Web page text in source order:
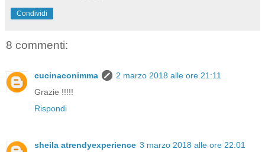
Condividi
8 commenti:
cucinaconimma
2 marzo 2018 alle ore 21:11
Grazie !!!!!
Rispondi
sheila atrendyexperience 3 marzo 2018 alle ore 22:01